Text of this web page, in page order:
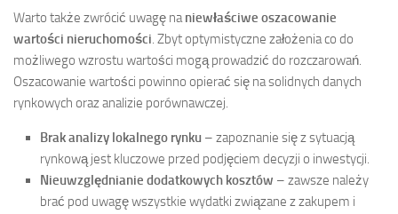
Warto także zwrócić uwagę naniewłaściwe oszacowanie
wartości nieruchomości. Zbyt optymistyczne założenia co do
możliwego wzrostu wartości mogą prowadzić do rozczarowań.
Oszacowanie wartości powinno opierać się na solidnych danych
rynkowych oraz analizie porównawczej.
Brak analizy lokalnego rynku – zapoznanie się z sytuacją
rynkową jest kluczowe przed podjęciem decyzji o inwestycji.
Nieuwzględnianie dodatkowych kosztów – zawsze należy
brać pod uwagę wszystkie wydatki związane z zakupem i